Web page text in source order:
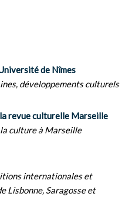
de Nîmes
développements culturels
revue culturelle Marseille
culture à Marseille
internationales et
Lisbonne, Saragosse et